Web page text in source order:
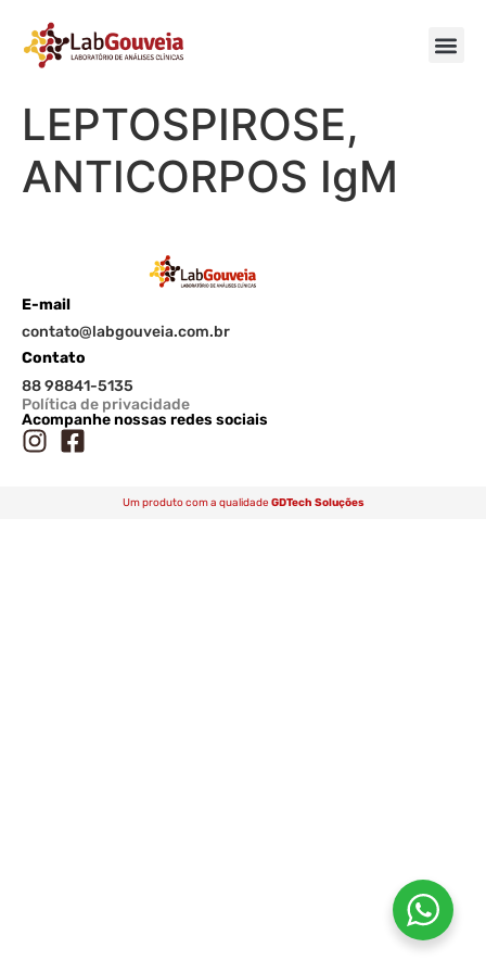
LEPTOSPIROSE,
ANTICORPOS IgM
E-mail
contato@labgouveia.com.br
Contato
88 98841-5135
Política de privacidade
Acompanhe nossas redes sociais
Um produto com a qualidade GDTech Soluções